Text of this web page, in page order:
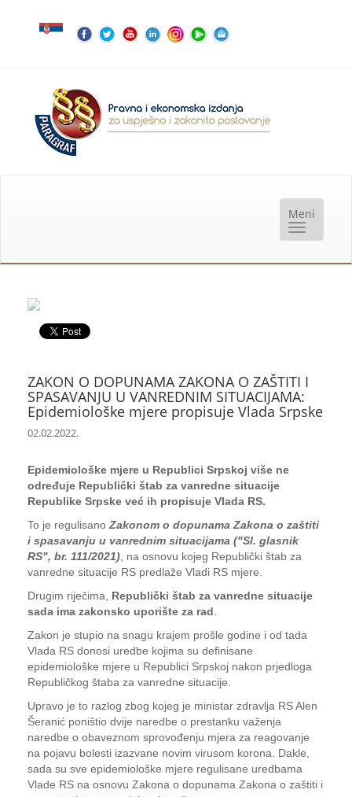
ZAKON O DOPUNAMA ZAKONA O ZAŠTITI I
SPASAVANJU U VANREDNIM SITUACIJAMA:
Epidemiološke mjere propisuje Vlada Srpske
02.02.2022.
Epidemiološke mjere u Republici Srpskoj više ne
određuje Republički štab za vanredne situacije
Republike Srpske već ih propisuje Vlada RS.
To je regulisano Zakonom o dopunama Zakona o zaštiti
i spasavanju u vanrednim situacijama ("Sl. glasnik
RS", br. 111/2021) , na osnovu kojeg Republički štab za
vanredne situacije RS predlaže Vladi RS mjere.
Drugim riječima, Republički štab za vanredne situacije
sada ima zakonsko uporište za rad
Zakon je stupio na snagu krajem prošle godine i od tada
Vlada RS donosi uredbe kojima su definisane
epidemiološke mjere u Republici Srpskoj nakon prjedloga
Republičkog štaba za vanredne situacije.
Upravo je to razlog zbog kojeg je ministar zdravlja RS Alen
Šeranić poništio dvije naredbe o prestanku važenja
naredbe o obaveznom sprovođenju mjera za reagovanje
na pojavu bolesti izazvane novim virusom korona. Dakle,
sada su sve epidemiološke mjere regulisane uredbama
Vlade RS na osnovu Zakona o dopunama Zakona o zaštiti i